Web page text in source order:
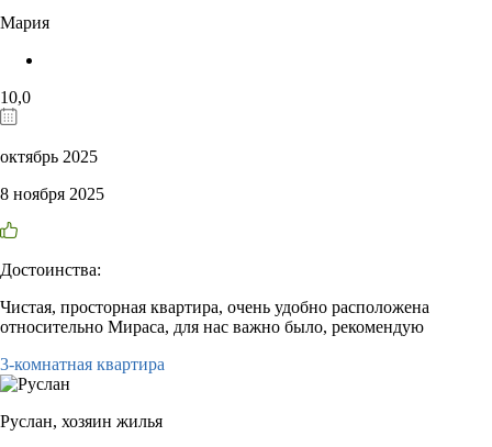
Мария
10,0
октябрь 2025
8 ноября 2025
Достоинства:
Чистая, просторная квартира, очень удобно расположена
относительно Мираса, для нас важно было, рекомендую
3-комнатная квартира
Руслан, хозяин жилья